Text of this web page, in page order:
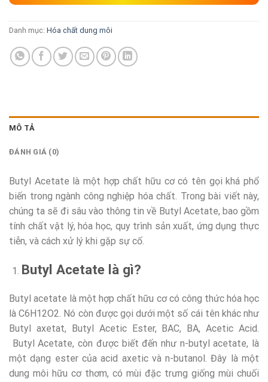
Danh mục: Hóa chất dung môi
MÔ TẢ
ĐÁNH GIÁ (0)
Butyl Acetate là một hợp chất hữu cơ có tên gọi khá phổ
biến trong ngành công nghiệp hóa chất. Trong bài viết này,
chúng ta sẽ đi sâu vào thông tin về Butyl Acetate, bao gồm
tính chất vật lý, hóa học, quy trình sản xuất, ứng dụng thực
tiễn, và cách xử lý khi gặp sự cố.
Butyl Acetate là gì?
Butyl acetate là một hợp chất hữu cơ có công thức hóa học
là C6H12O2. Nó còn được gọi dưới một số cái tên khác như
Butyl axetat, Butyl Acetic Ester, BAC, BA, Acetic Acid.
Butyl Acetate, còn được biết đến như n-butyl acetate, là
một dạng ester của acid axetic và n-butanol. Đây là một
dung môi hữu cơ thơm, có mùi đặc trưng giống mùi chuối